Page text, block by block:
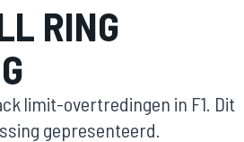
RING
limit-overtredingen in F1. Dit
gepresenteerd.